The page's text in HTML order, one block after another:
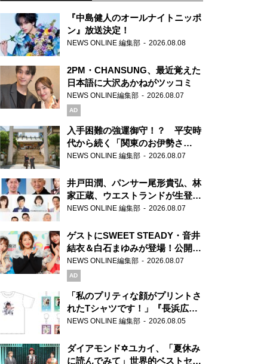
『中島健人のオールナイトニッポ
ン』放送決定！
NEWS ONLINE 編集部 2026.08.08
2PM・CHANSUNG、最近覚えた
日本語に大沢あかねがツッコミ
NEWS ONLINE編集部 2026.08.07
AD
入手困難の強運御守！？ 平安時
代から続く「関東のお伊勢さ
ま」、芝大神宮にてランパンプス
NEWS ONLINE 編集部 2026.08.07
井戸田潤、パンサー尾形貴弘、林
家正蔵、ウエストランドが生登
場！『ラジオビバリー昼ズ』
NEWS ONLINE 編集部 2026.08.07
ゲストにSWEET STEADY・音井
結衣＆白石まゆみが登場！公開収
録で素顔全開！
NEWS ONLINE編集部 2026.08.07
AD
「私のプリティな顔がプリントさ
れたTシャツです！」『長浜広奈
天下無双』初の番組グッズ発売
NEWS ONLINE 編集部 2026.08.05
ダイアモンド✡ユカイ、「夏休み
に読んでみて」世界的ベストセラ